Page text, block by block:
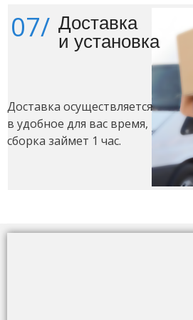
Доставка
и установка
07/
Доставка осуществляется
в удобное для вас время,
сборка займет 1 час.